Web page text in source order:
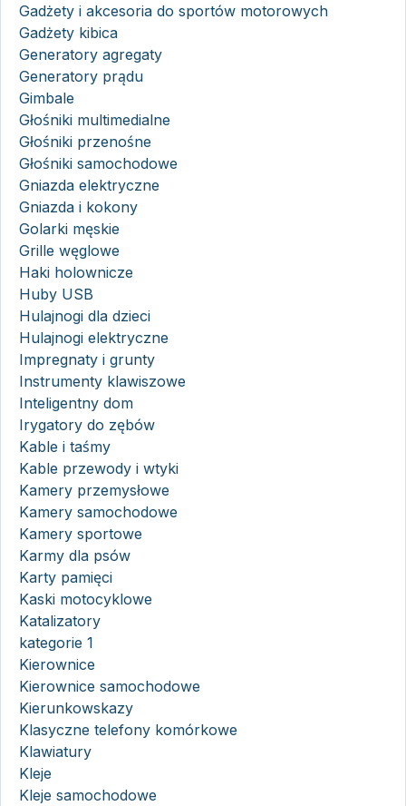
Gadżety i akcesoria do sportów motorowych
Gadżety kibica
Generatory agregaty
Generatory prądu
Gimbale
Głośniki multimedialne
Głośniki przenośne
Głośniki samochodowe
Gniazda elektryczne
Gniazda i kokony
Golarki męskie
Grille węglowe
Haki holownicze
Huby USB
Hulajnogi dla dzieci
Hulajnogi elektryczne
Impregnaty i grunty
Instrumenty klawiszowe
Inteligentny dom
Irygatory do zębów
Kable i taśmy
Kable przewody i wtyki
Kamery przemysłowe
Kamery samochodowe
Kamery sportowe
Karmy dla psów
Karty pamięci
Kaski motocyklowe
Katalizatory
kategorie 1
Kierownice
Kierownice samochodowe
Kierunkowskazy
Klasyczne telefony komórkowe
Klawiatury
Kleje
Kleje samochodowe